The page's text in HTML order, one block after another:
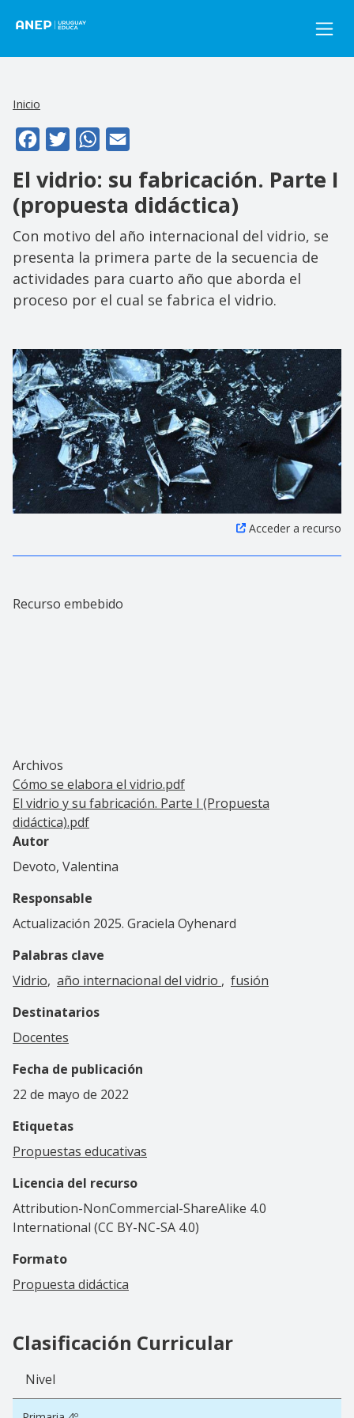
Inicio
FacebookTwitterWhatsApp
El vidrio: su fabricación. Parte I
(propuesta didáctica)
Con motivo del año internacional del vidrio, se
presenta la primera parte de la secuencia de
actividades para cuarto año que aborda el
proceso por el cual se fabrica el vidrio.
Acceder a recurso
Recurso embebido
Archivos
Cómo se elabora el vidrio.pdf
El vidrio y su fabricación. Parte I (Propuesta
didáctica).pdf
Autor
Devoto, Valentina
Responsable
Actualización 2025. Graciela Oyhenard
Palabras clave
Vidrio año internacional del vidrio
fusión
Destinatarios
Docentes
Fecha de publicación
22 de mayo de 2022
Etiquetas
Propuestas educativas
Licencia del recurso
Attribution-NonCommercial-ShareAlike 4.0
International (CC BY-NC-SA 4.0)
Formato
Propuesta didáctica
Clasificación Curricular
Nivel